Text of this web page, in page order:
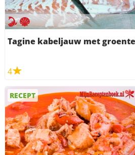
Tagine kabeljauw met
4
RECEPT